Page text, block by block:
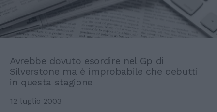
Avrebbe dovuto esordire nel Gp di
Silverstone ma è improbabile che debutti
in questa stagione
12 luglio 2003